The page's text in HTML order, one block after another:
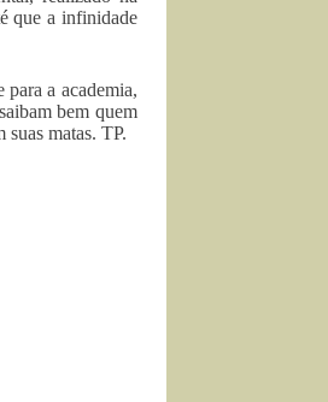
que a infinidade
a academia,
bem quem
matas. TP.